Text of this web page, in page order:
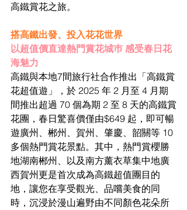
高鐵賞花之旅。
搭高鐵出發、投入花花世界
以超值價直達熱門賞花城巿 感受春日花
海魅力
高鐵與本地7間旅行社合作推出「高鐵賞
花超值遊」，於 2025 年 2 月至 4 月期
間推出超過 70 個為期 2 至 8 天的高鐵賞
花團，春日驚喜價僅由$649 起，即可暢
遊廣州、郴州、賀州、肇慶、韶關等 10
多個熱門賞花景點。其中，熱門賞櫻勝
地湖南郴州、以及南方薰衣草集中地廣
西賀州更是首次成為高鐵超值團目的
地，讓您在享受觀光、品嚐美食的同
時，沉浸於漫山遍野由不同顏色花朵所